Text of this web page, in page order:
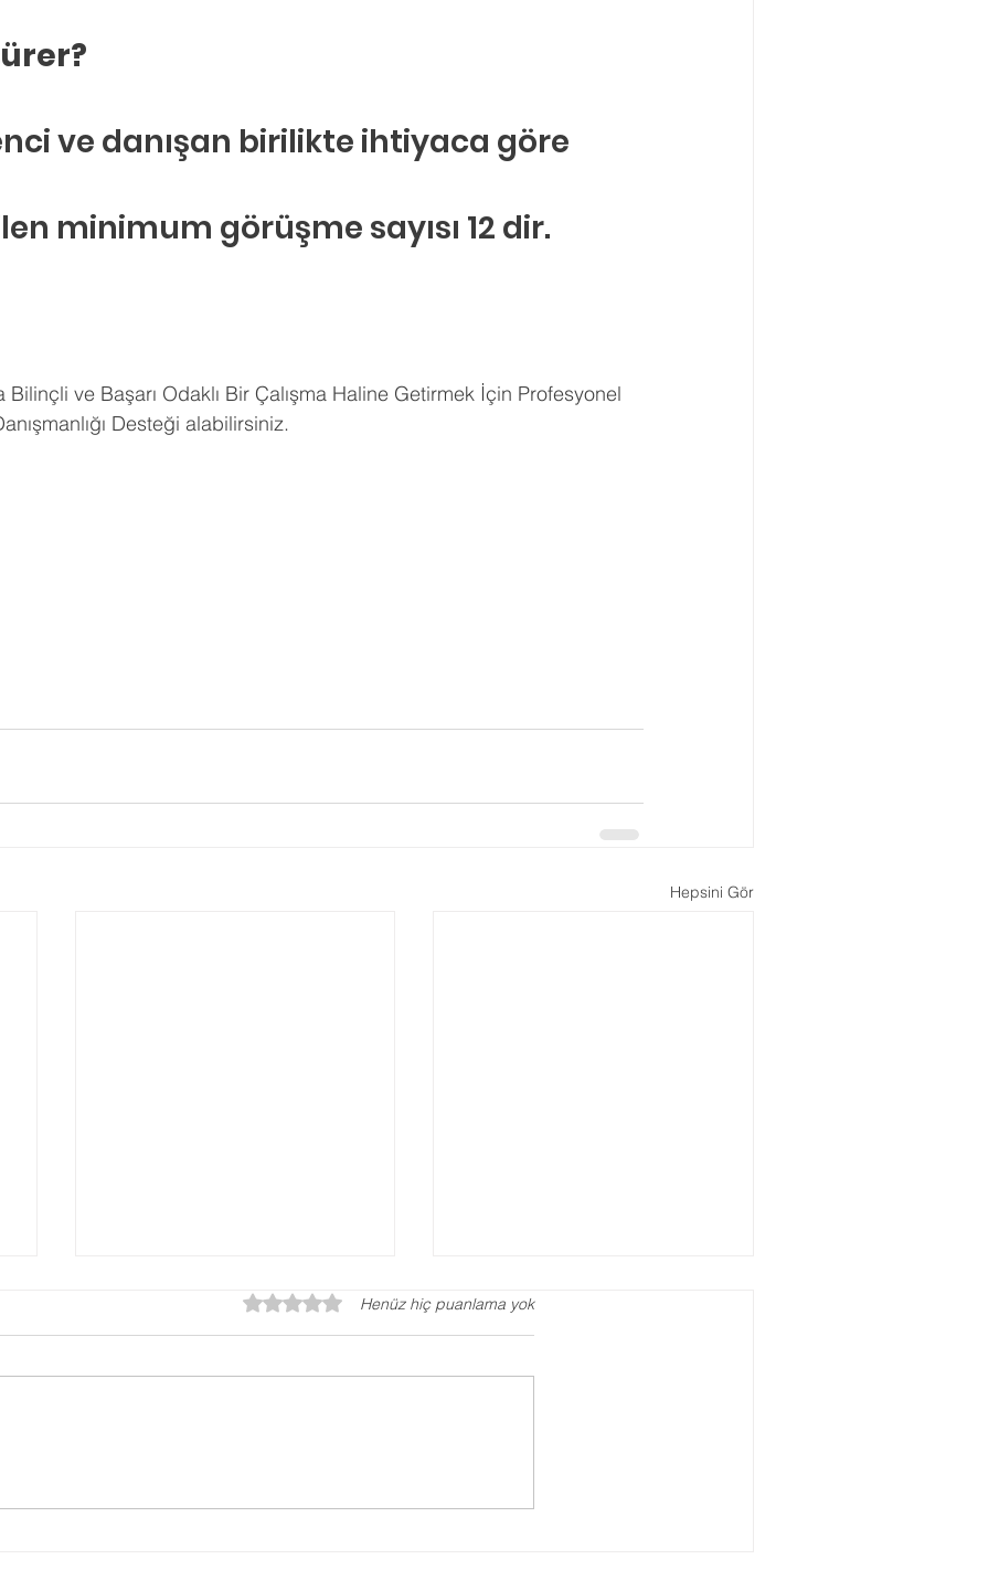
ve danışan birilikte ihtiyaca göre
minimum görüşme sayısı 12 dir.
Bilinçli ve Başarı Odaklı Bir Çalışma Haline Getirmek İçin Profesyonel
Desteği alabilirsiniz.
Hepsini Gör
Değerlendirme Testi
Güçlüğü Test Et
5 üzerinden 0 yıldızHenüz hiç puanlama yok